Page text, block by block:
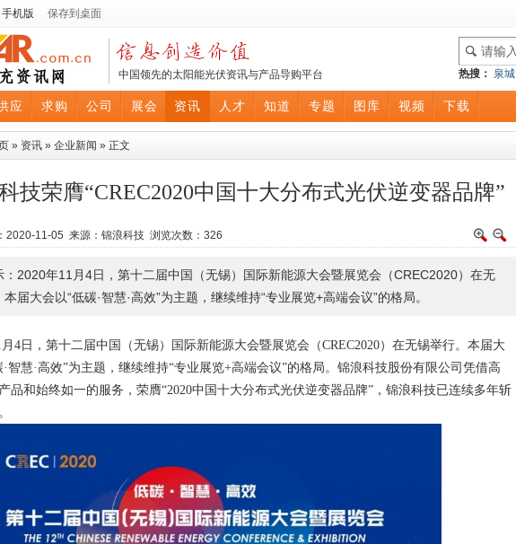
手机版 保存到桌面
热搜： 泉城
中国领先的太阳能光伏资讯与产品导购平台
应 求购 公司 展会 资讯 人才 知道 专题 图库 视频 下载
» 资讯 » 企业新闻 » 正文
技荣膺“CREC2020中国十大分布式光伏逆变器品牌”
2020-11-05 来源： 锦浪科技 浏览次数： 326
：2020年11月4日，第十二届中国（无锡）国际新能源大会暨展览会（CREC2020）在无
届大会以“低碳·智慧·高效”为主题，继续维持“专业展览+高端会议”的格局。
月4日，第十二届中国（无锡）国际新能源大会暨展览会（CREC2020）在无锡举行。本届大
·智慧·高效”为主题，继续维持“专业展览+高端会议”的格局。锦浪科技股份有限公司凭借高
品和始终如一的服务，荣膺“2020中国十大分布式光伏逆变器品牌”，锦浪科技已连续多年斩